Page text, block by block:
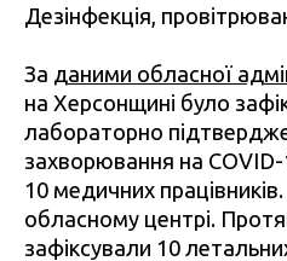
Дезінфекція,
За даними обласної
на Херсонщині було
лабораторно
захворювання на
10 медичних працівників.
обласному центрі.
зафіксували 10